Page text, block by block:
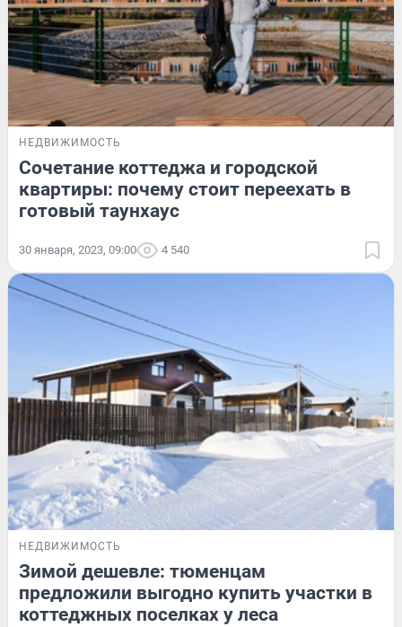
НЕДВИЖИМОСТЬ
Сочетание коттеджа и городской
квартиры: почему стоит переехать в
готовый таунхаус
30 января, 2023, 09:00 4 540
НЕДВИЖИМОСТЬ
Зимой дешевле: тюменцам
предложили выгодно купить участки в
коттеджных поселках у леса